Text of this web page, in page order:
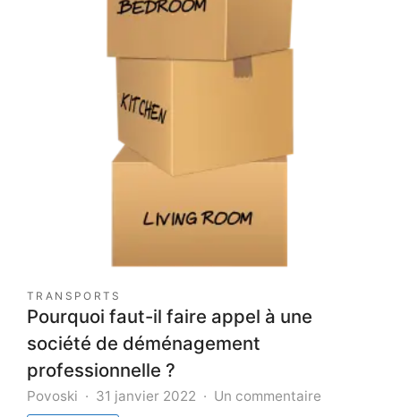
TRANSPORTS
Pourquoi faut-il faire appel à une
société de déménagement
professionnelle ?
Povoski 31 janvier 2022 Un commentaire